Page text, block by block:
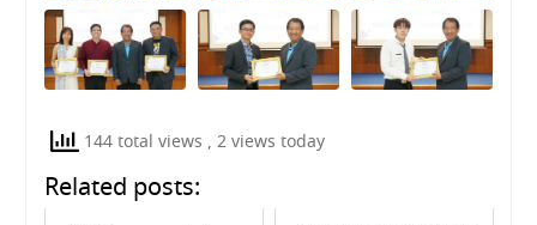
144 total views , 2 views today
Related posts: